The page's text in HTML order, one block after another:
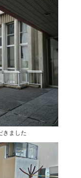
きました